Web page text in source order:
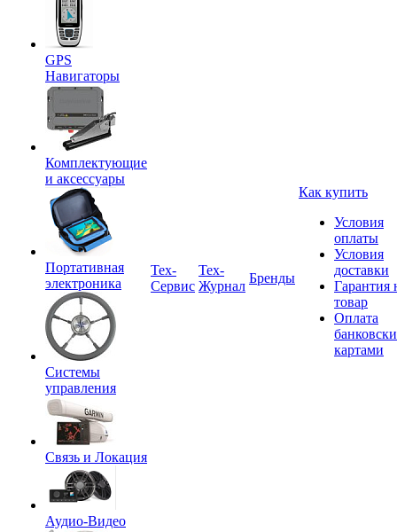
GPS
Навигаторы
Комплектующие
и аксессуары
Портативная
электроника
Системы
управления
Связь и Локация
Аудио-Видео
Tex-
Сервис
Тех-
Журнал
Бренды
Как купить
Условия
оплаты
Условия
доставки
Гарантия
товар
Оплата
картами